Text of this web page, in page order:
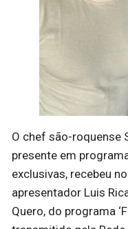
O chef são-roquense
presente em
exclusivas, recebeu
apresentador Luis
Quero, do programa